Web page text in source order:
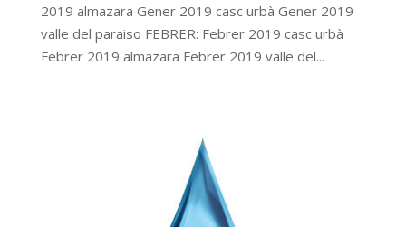
2019 almazara Gener 2019 casc urbà Gener 2019
valle del paraiso FEBRER: Febrer 2019 casc urbà
Febrer 2019 almazara Febrer 2019 valle del...